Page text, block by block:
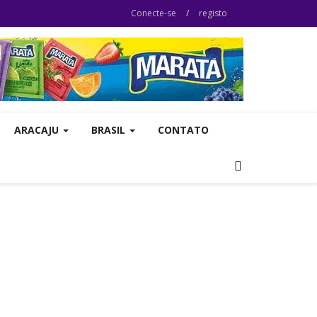
Conecte-se / registo
ARACAJU BRASIL CONTATO